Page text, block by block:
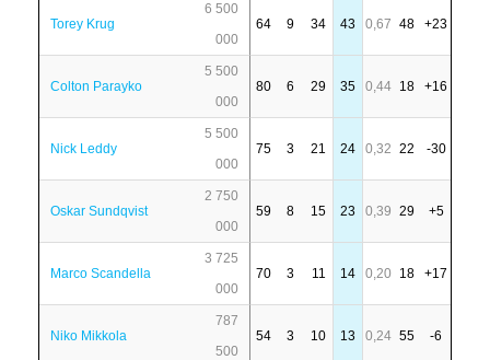
Torey Krug
6 500
000
64 9 34 43 0,67 48 +23
Colton Parayko
5 500
000
80 6 29 35 0,44 18 +16
Nick Leddy
5 500
000
75 3 21 24 0,32 22 -30
Oskar Sundqvist
2 750
000
59 8 15 23 0,39 29 +5
Marco Scandella
3 725
000
70 3 11 14 0,20 18 +17
Niko Mikkola
787
500
54 3 10 13 0,24 55 -6